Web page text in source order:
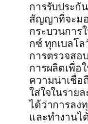
การรับประ
สัญญาที่จะม
กระบวนการ
กซ์ ทุกเบลโ
การตรวจสอ
การผลิตเพื่อ
ความน่าเชื่อ
ใส่ใจในราย
ได้ว่าการลง
และทำงานไ